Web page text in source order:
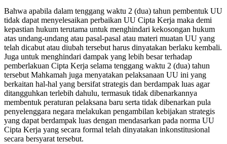
Bahwa apabila dalam tenggang waktu 2 (dua) tahun pembentuk UU
tidak dapat menyelesaikan perbaikan UU Cipta Kerja maka demi
kepastian hukum terutama untuk menghindari kekosongan hukum
atas undang-undang atau pasal-pasal atau materi muatan UU yang
telah dicabut atau diubah tersebut harus dinyatakan berlaku kembali.
Juga untuk menghindari dampak yang lebih besar terhadap
pemberlakuan Cipta Kerja selama tenggang waktu 2 (dua) tahun
tersebut Mahkamah juga menyatakan pelaksanaan UU ini yang
berkaitan hal-hal yang bersifat strategis dan berdampak luas agar
ditangguhkan terlebih dahulu, termasuk tidak dibenarkannya
membentuk peraturan pelaksana baru serta tidak dibenarkan pula
penyelenggara negara melakukan pengambilan kebijakan strategis
yang dapat berdampak luas dengan mendasarkan pada norma UU
Cipta Kerja yang secara formal telah dinyatakan inkonstitusional
secara bersyarat tersebut.